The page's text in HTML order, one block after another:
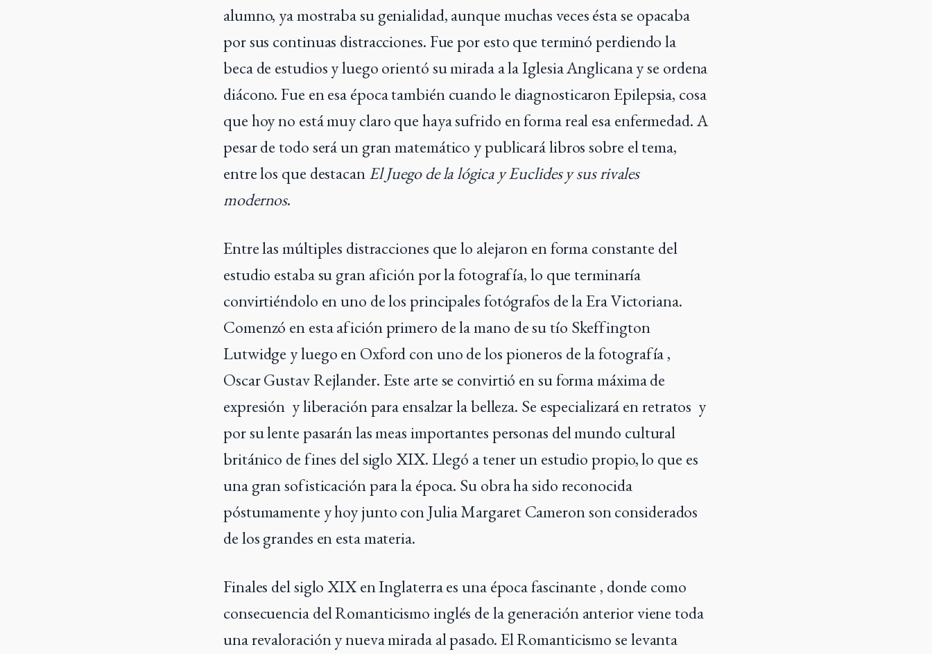
alumno, ya mostraba su genialidad, aunque muchas veces ésta se opacaba
por sus continuas distracciones. Fue por esto que terminó perdiendo la
beca de estudios y luego orientó su mirada a la Iglesia Anglicana y se ordena
diácono. Fue en esa época también cuando le diagnosticaron Epilepsia, cosa
que hoy no está muy claro que haya sufrido en forma real esa enfermedad. A
pesar de todo será un gran matemático y publicará libros sobre el tema,
entre los que destacanEl Juego de la lógica y Euclides y sus rivales
modernos.
Entre las múltiples distracciones que lo alejaron en forma constante del
estudio estaba su gran afición por la fotografía, lo que terminaría
convirtiéndolo en uno de los principales fotógrafos de la Era Victoriana.
Comenzó en esta afición primero de la mano de su tío Skeffington
Lutwidge y luego en Oxford con uno de los pioneros de la fotografía ,
Oscar Gustav Rejlander. Este arte se convirtió en su forma máxima de
expresión y liberación para ensalzar la belleza. Se especializará en retratos y
por su lente pasarán las meas importantes personas del mundo cultural
británico de fines del siglo XIX. Llegó a tener un estudio propio, lo que es
una gran sofisticación para la época. Su obra ha sido reconocida
póstumamente y hoy junto con Julia Margaret Cameron son considerados
de los grandes en esta materia.
Finales del siglo XIX en Inglaterra es una época fascinante , donde como
consecuencia del Romanticismo inglés de la generación anterior viene toda
una revaloración y nueva mirada al pasado. El Romanticismo se levanta